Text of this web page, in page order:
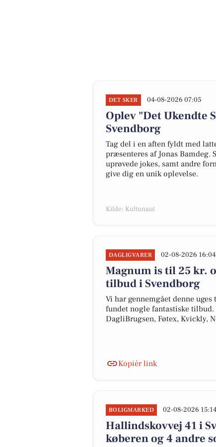
DET SKER 04-08-2026 07:05
Oplev "Det Ukendte
Svendborg
Tag del i en aften fyldt med
præsenteres af Jonas Bamdeg.
uprøvede jokes, samt andre
give dig en unik oplevelse.
Kilde: Kultunaut
DAGLIGVARER 02-08-2026 16:04
Magnum is til 25 kr.
tilbud i Svendborg
Vi har gennemgået denne
fundet nogle fantastiske
DagliBrugsen, Føtex, Kvickly,
Kopiér link
BOLIGMARKED 02-08-2026 15:14
Hallindskovvej 41 i
køberen og 4 andre